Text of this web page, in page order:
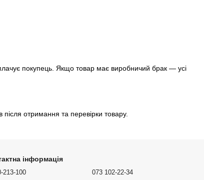
покупець. Якщо товар має виробничий брак — усі
отримання та перевірки товару.
інформація
213-100 073 102-22-34